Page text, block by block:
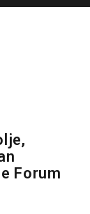
Forum